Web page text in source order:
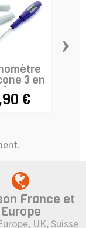
3 en
1 €
›
France et
Europe
UK, Suisse